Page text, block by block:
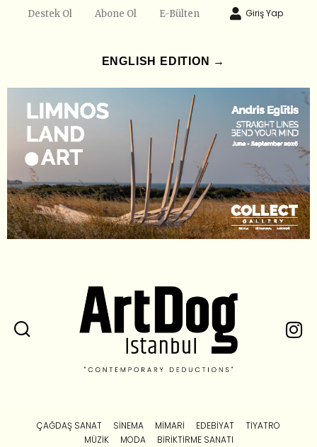
Destek Ol Abone Ol E-Bülten Giriş Yap
ENGLISH EDITION →
ÇAĞDAŞ SANAT SINEMA MIMARI EDEBIYAT
TIYATRO
MÜZIK
MODA
BIRIKTIRME SANATI